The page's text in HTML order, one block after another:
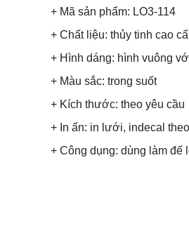
+ Mã sản phẩm: LO3-114
+ Chất liệu: thủy tinh cao
+ Hình dáng: hình vuông
+ Màu sắc: trong suốt
+ Kích thước: theo yêu cầu
+ In ấn: in lưới, indecal
+ Công dụng: dùng làm đế